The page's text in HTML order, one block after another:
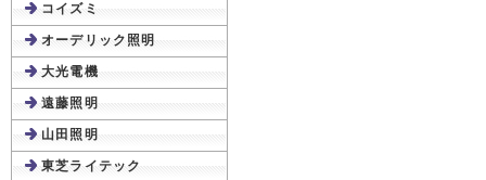
コイズミ
オーデリック照明
大光電機
遠藤照明
山田照明
東芝ライテック